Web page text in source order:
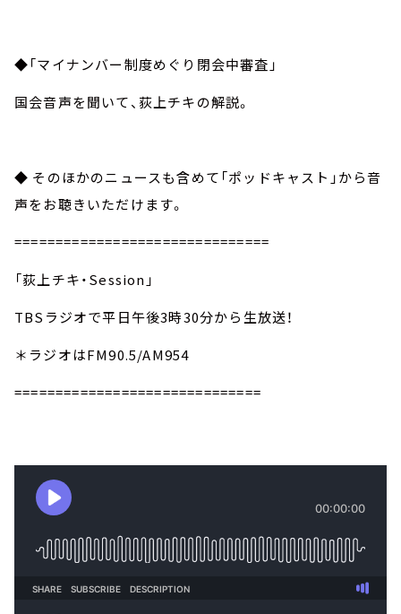
◆「マイナンバー制度めぐり閉会中審査」
国会音声を聞いて、荻上チキの解説。
◆ そのほかのニュースも含めて「ポッドキャスト」から音
声をお聴きいただけます。
===============================
「荻上チキ・Session」
TBSラジオで平日午後3時30分から生放送！
＊ラジオはFM90.5/AM954
==============================